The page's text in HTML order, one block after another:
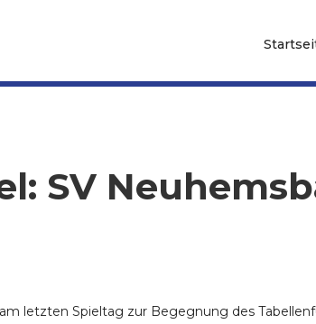
SV
letzten Spieltag zur Begegnung des